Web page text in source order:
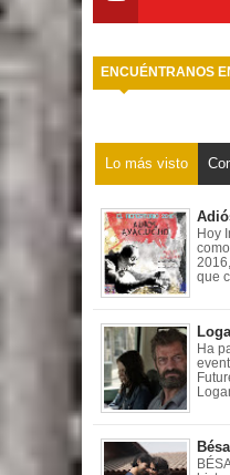
ENCUÉNTRANOS
Lo más visto
Hoy
que
Ha